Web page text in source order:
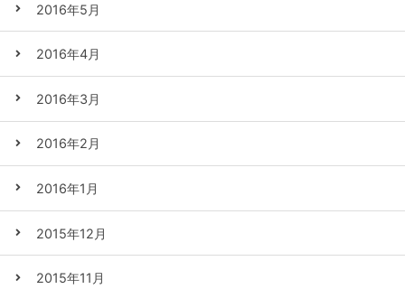
2016年5月
2016年4月
2016年3月
2016年2月
2016年1月
2015年12月
2015年11月